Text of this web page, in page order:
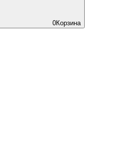
0Корзина